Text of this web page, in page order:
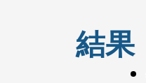
結果